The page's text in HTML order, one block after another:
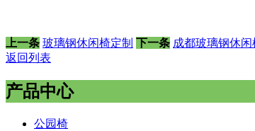
上一条 玻璃钢休闲椅定制 下一条 成都玻璃钢休
返回列表
产品中心
公园椅